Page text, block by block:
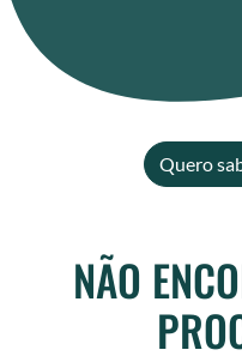
Quero
NÃO